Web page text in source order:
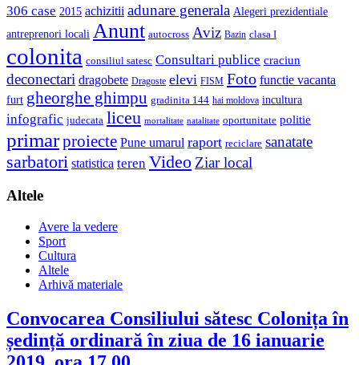
306 case 2015 achizitii adunare generala Alegeri prezidentiale
antreprenori locali Anunt autocross Aviz Bazin clasa I
colonita consiliul satesc Consultari publice craciun
deconectari dragobete Dragoste elevi FISM Foto functie vacanta
furt gheorghe ghimpu gradinita 144 hai moldova incultura
infografic judecata liceu mortalitate natalitate oportunitate politie
primarproiecte Pune umarul raport reciclare sanatate
sarbatori statistica teren Video Ziar local
Altele
Avere la vedere
Sport
Cultura
Altele
Arhivă materiale
Convocarea Consiliului sătesc Colonița în
ședință ordinară în ziua de 16 ianuarie